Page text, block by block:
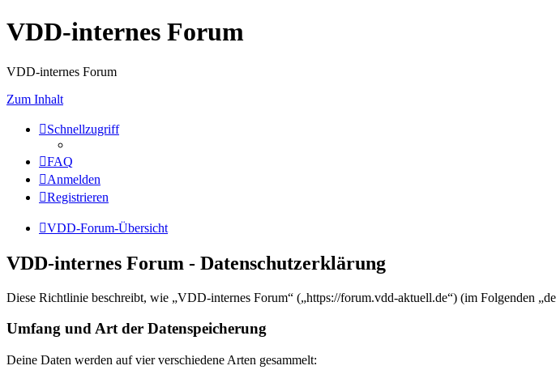
VDD-internes Forum
VDD-internes Forum
Zum Inhalt
Schnellzugriff
FAQ
Anmelden
Registrieren
VDD-Forum-Übersicht
VDD-internes Forum - Datenschutzerklärung
Diese Richtlinie beschreibt, wie „VDD-internes Forum“ („https://forum.vdd-aktuell.de“) (im Folgenden
Umfang und Art der Datenspeicherung
Deine Daten werden auf vier verschiedene Arten gesammelt: